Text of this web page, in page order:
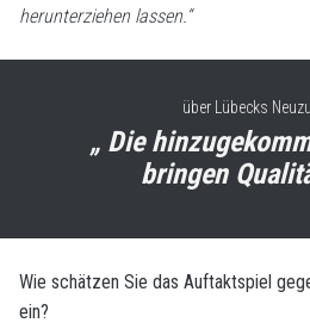
herunterziehen lassen.“
über Lübecks
„ Die
bringen
Wie schätzen Sie das Auftaktspiel
ein?